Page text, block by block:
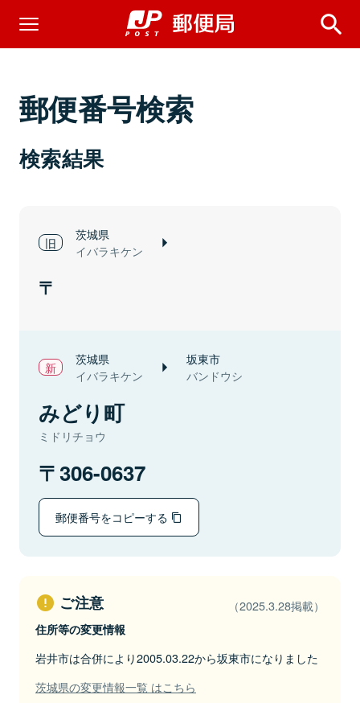
郵便番号検索
検索結果
茨城県
イバラキケン
茨城県
イバラキケン
坂東市
バンドウシ
みどり町
ミドリチョウ
306-0637
郵便番号をコピーする
ご注意 （2025.3.28掲載）
住所等の変更情報
岩井市は合併により2005.03.22から坂東市になりました
茨城県の変更情報一覧 はこちら